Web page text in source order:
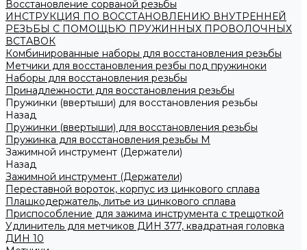
Восстановление сорваной резьбы
ИНСТРУКЦИЯ ПО ВОССТАНОВЛЕНИЮ ВНУТРЕННЕЙ
РЕЗЬБЫ С ПОМОЩЬЮ ПРУЖИННЫХ ПРОВОЛОЧНЫХ
ВСТАВОК
Комбинированные наборы для восстановления резьбы
Метчики для восстановления резбы под пружиноки
Наборы для восстановления резьбы
Принадлежности для восстановления резьбы
Пружинки (ввертыши) для восстановления резьбы
Назад
Пружинки (ввертыши) для восстановления резьбы
Пружинка для восстановления резьбы M
Зажимной инструмент (Держатели)
Назад
Зажимной инструмент (Держатели)
Переставной вороток, корпус из цинкового сплава
Плашкодержатель, литье из цинкового сплава
Приспособление для зажима инструмента с трещоткой
Удлинитель для метчиков ДИН 377, квадратная головка
ДИН 10